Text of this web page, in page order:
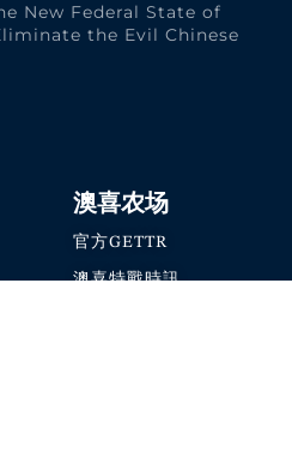
New Federal State of
the Evil Chinese
澳喜农场
官方GETTR
澳喜特戰時訊